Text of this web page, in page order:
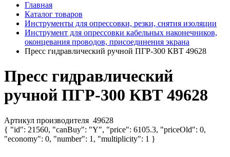
Главная
Каталог товаров
Инструменты для опрессовки, резки, снятия изоляции
Инструмент для опрессовки кабельных наконечников,
оконцевания проводов, присоединения экрана
Пресс гидравлический ручной ПГР-300 КВТ 49628
Пресс гидравлический
ручной ПГР-300 КВТ 49628
Артикул производителя 49628
{ "id": 21560, "canBuy": "Y", "price": 6105.3, "priceOld": 0,
"economy": 0, "number": 1, "multiplicity": 1 }